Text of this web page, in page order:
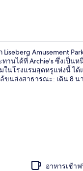
Amusement
นได้ที่ Archie's ซึ่งเป็น
ในโรงแรมสุดหรูแห่งนี้ ไ
นส่งสาธารณะ: เดิน 8 นา
อาหารเช้าฟ